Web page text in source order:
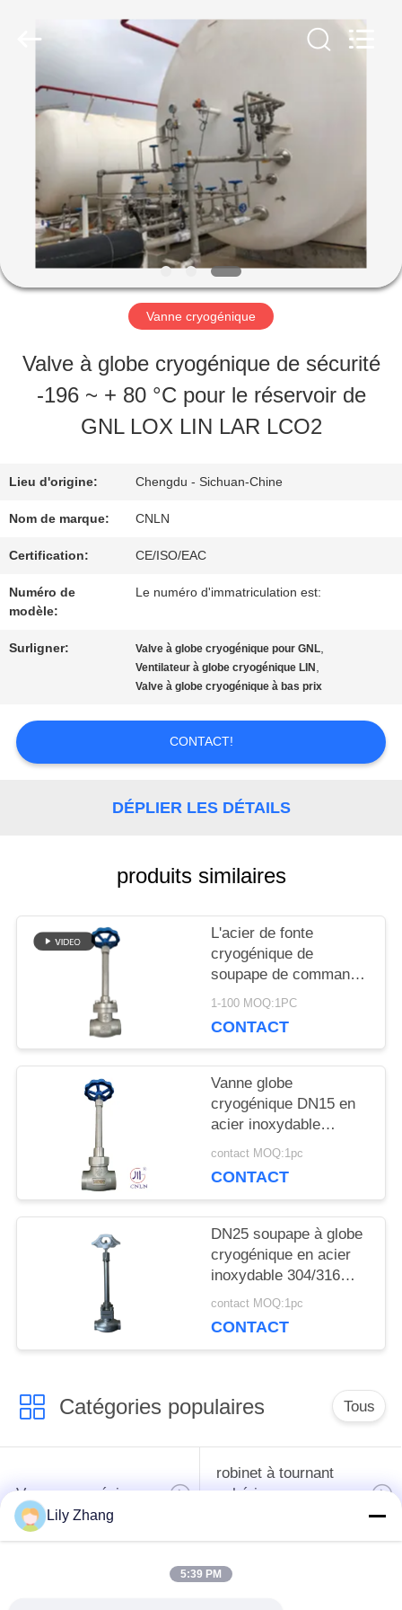
MAISON
PRODUITS
VIDÉOS
AU
DE
NOUS
VISITE
D'USINE
CONTRÔLE
DE
QUALITÉ
CONTACTEZ-
NOUS
DEMANDEZ
UNE
CITATION
POLITIQUE
CONFIDENTIALITÉ
Reserved.
Vanne cryogénique
Valve à globe cryogénique de sécurité
-196 ~ + 80 °C pour le réservoir de
GNL LOX LIN LAR LCO2
Lieu d'origine: Chengdu - Sichuan-Chine
Nom de marque: CNLN
Certification: CE/ISO/EAC
Numéro de
modèle:
Le numéro d'immatriculation est:
Surligner: Valve à globe cryogénique pour GNL,
Ventilateur à globe cryogénique LIN ,
Valve à globe cryogénique à bas prix
CONTACT!
DÉPLIER LES DÉTAILS
produits similaires
L'acier de fonte
cryogénique de
soupape de commande
de globe ou l'acier
le matériel aux besoins
1-100 MOQ:1PC
CONTACT
Vanne globe
cryogénique DN15 en
acier inoxydable
304/316 5.0 MPa
contact MOQ:1pc
CONTACT
DN25 soupape à globe
cryogénique en acier
inoxydable 304/316
avec joint PTFE et
CF8/CF3 pour -196°C à
contact MOQ:1pc
CONTACT
Catégories populaires Tous
Vanne cryogénique
robinet à tournant
sphérique
soupape de sûreté
Lily Zhang
5:39 PM